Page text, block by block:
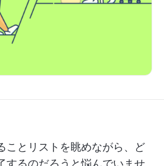
ことリストを眺めながら、ど
するのだろうと悩んでいませ